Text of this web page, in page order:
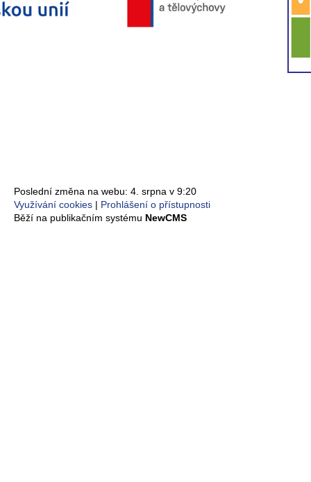
Poslední změna na webu: 4. srpna v 9:20
Využívání cookies
Prohlášení o přístupnosti
Běží na publikačním systému NewCMS